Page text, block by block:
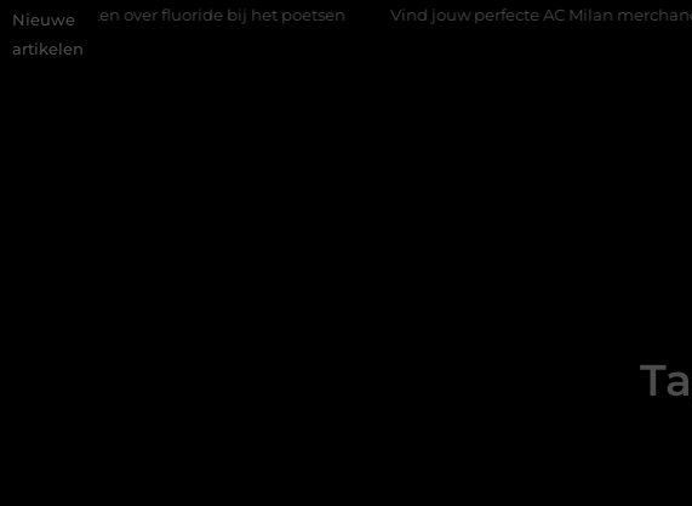
Nieuwe
artikelen
over fluoride bij het poetsen Vind jouw perfecte AC Milan merchandise